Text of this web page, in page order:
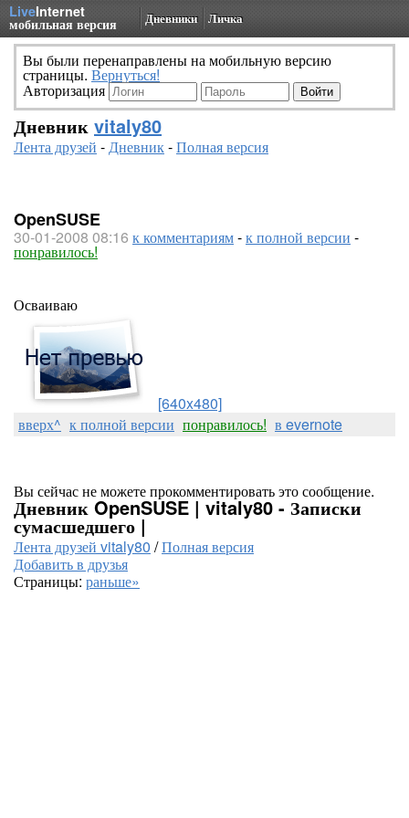
LiveInternet
мобильная версия Дневники Личка
Вы были перенаправлены на мобильную версию
страницы. Вернуться!
Авторизация
Дневник vitaly80
Лента друзей -Дневник-Полная версия
OpenSUSE
30-01-2008 08:16 к комментариям-к полной версии -
понравилось!
Осваиваю
[640x480]
вверх^ к полной версии понравилось! в evernote
Вы сейчас не можете прокомментировать это сообщение.
Дневник OpenSUSE | vitaly80 - Записки
сумасшедшего |
Лента друзей vitaly80 /Полная версия
Добавить в друзья
Страницы: раньше»